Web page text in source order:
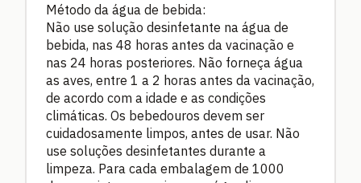
Método da água de bebida:
Não use solução desinfetante na água de
bebida, nas 48 horas antes da vacinação e
nas 24 horas posteriores. Não forneça água
as aves, entre 1 a 2 horas antes da vacinação,
de acordo com a idade e as condições
climáticas. Os bebedouros devem ser
cuidadosamente limpos, antes de usar. Não
use soluções desinfetantes durante a
limpeza. Para cada embalagem de 1000